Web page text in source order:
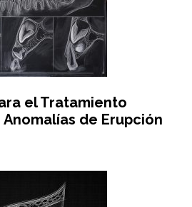
el Tratamiento
de Erupción